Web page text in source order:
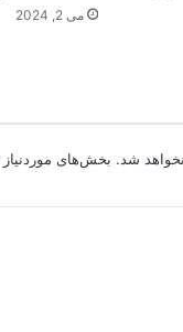
می 2, 2024
شد. بخش‌های